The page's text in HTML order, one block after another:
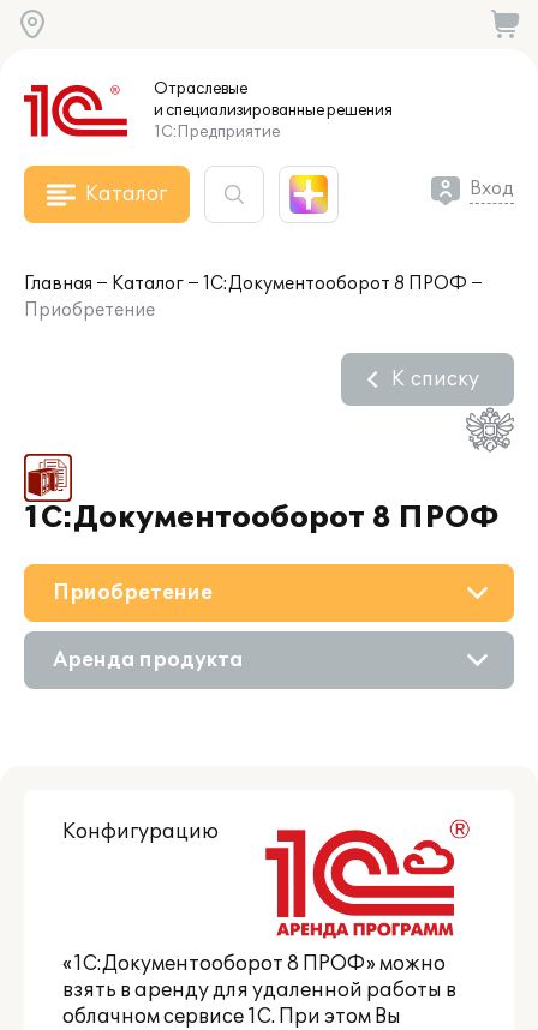
Отраслевые
и специализированныерешения
1С:Предприятие
Каталог Вход
Главная Каталог
1С:Документооборот 8 ПРОФ
Приобретение
1С:Документооборот 8 ПРОФ
К списку
О решении
Приобретение
Приобретение у партнера
Аренда продукта
Конфигурацию
«1С:Документооборот 8 ПРОФ» можно
взять в арендудля удаленной работы в
облачном сервисе 1С. При этом Вы